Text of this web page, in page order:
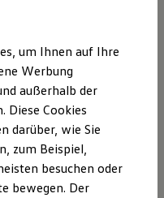
um Ihnen auf Ihre
Werbung
außerhalb der
Diese Cookies
darüber, wie Sie
zum Beispiel,
besuchen oder
bewegen. Der